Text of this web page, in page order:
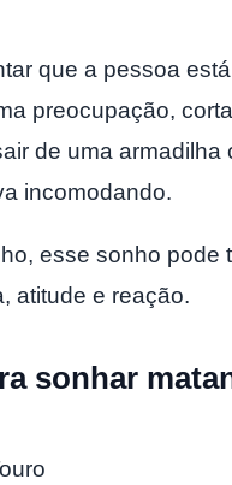
que a pessoa
preocupação,
de uma armadilha
incomodando.
esse sonho pode
atitude e reação.
sonhar